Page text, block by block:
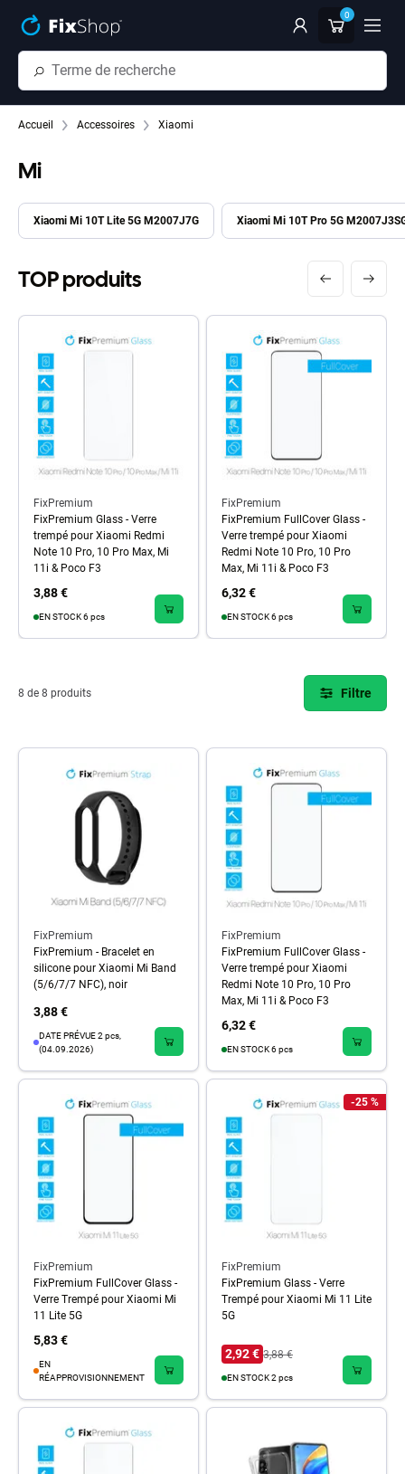
0
Accueil Accessoires Xiaomi
Mi
Xiaomi Mi 10T Lite 5G M2007J7G Xiaomi Mi 10T Pro 5G
TOP produits
FixPremium
FixPremium Glass - Verre
trempé pour Xiaomi Redmi
Note 10 Pro, 10 Pro Max, Mi
11i & Poco F3
3,88 €
EN STOCK 6 pcs
FixPremium
FixPremium FullCover Glass -
Verre trempé pour Xiaomi
Redmi Note 10 Pro, 10 Pro
Max, Mi 11i & Poco F3
6,32 €
EN STOCK 6 pcs
8 de 8 produits Filtre
FixPremium
FixPremium - Bracelet en
silicone pour Xiaomi Mi Band
(5/6/7/7 NFC), noir
3,88 €
DATE PRÉVUE 2 pcs,
(04.09.2026)
FixPremium
FixPremium FullCover Glass -
Verre trempé pour Xiaomi
Redmi Note 10 Pro, 10 Pro
Max, Mi 11i & Poco F3
6,32 €
EN STOCK 6 pcs
FixPremium
FixPremium FullCover Glass -
Verre Trempé pour Xiaomi Mi
11 Lite 5G
5,83 €
EN
RÉAPPROVISIONNEMENT
-25 %
FixPremium
FixPremium Glass - Verre
Trempé pour Xiaomi Mi 11 Lite
5G
2,92 € 3,88 €
EN STOCK 2 pcs